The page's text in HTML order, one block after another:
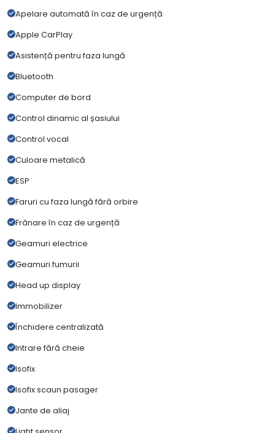
Apelare automată în caz de urgență
Apple CarPlay
Asistență pentru faza lungă
Bluetooth
Computer de bord
Control dinamic al șasiului
Control vocal
Culoare metalică
ESP
Faruri cu faza lungă fără orbire
Frânare în caz de urgență
Geamuri electrice
Geamuri fumurii
Head up display
Immobilizer
Închidere centralizată
Intrare fără cheie
Isofix
Isofix scaun pasager
Jante de aliaj